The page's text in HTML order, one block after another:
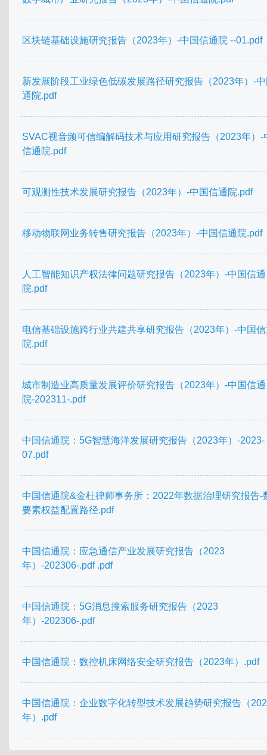
区块链基础设施研究报告（2023年）-中国信通院 --01.pdf
新发展阶段工业绿色低碳发展路径研究报告（2023年）-
通院.pdf
SVAC视音频可信编解码技术与应用研究报告（2023年）-
信通院.pdf
可观测性技术发展研究报告（2023年）-中国信通院.pdf
移动物联网业务转售研究报告（2023年）-中国信通院.pdf
人工智能知识产权法律问题研究报告（2023年）-中国信通
院.pdf
电信基础设施跨行业共建共享研究报告（2023年）-中国
院.pdf
城市制造业高质量发展评价研究报告（2023年）-中国信通
院-202311-.pdf
中国信通院：5G智慧海洋发展研究报告（2023年）-2023-
07.pdf
中国信通院&金杜律师事务所：2022年数据治理研究报告-
要素权益配置路径.pdf
中国信通院：应急通信产业发展研究报告（2023
年）-202306-.pdf .pdf
中国信通院：5G消息搜索服务研究报告（2023
年）-202306-.pdf
中国信通院：数控机床网络安全研究报告（2023年）.pdf
中国信通院：企业数字化转型技术发展趋势研究报告（
年）.pdf